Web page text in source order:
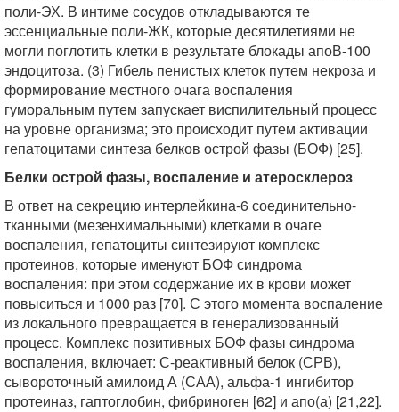
поли-ЭХ. В интиме сосудов откладываются те
эссенциальные поли-ЖК, которые десятилетиями не
могли поглотить клетки в результате блокады апоВ-100
эндоцитоза. (3) Гибель пенистых клеток путем некроза и
формирование местного очага воспаления
гуморальным путем запускает виспилительный процесс
на уровне организма; это происходит путем активации
гепатоцитами синтеза белков острой фазы (БОФ) [25].
Белки острой фазы, воспаление и атеросклероз
В ответ на секрецию интерлейкина-6 соединительно-
тканными (мезенхимальными) клетками в очаге
воспаления, гепатоциты синтезируют комплекс
протеинов, которые именуют БОФ синдрома
воспаления: при этом содержание их в крови может
повыситься и 1000 раз [70]. С этого момента воспаление
из локального превращается в генерализованный
процесс. Комплекс позитивных БОФ фазы синдрома
воспаления, включает: С-реактивный белок (СРВ),
сывороточный амилоид А (САА), альфа-1 ингибитор
протеиназ, гаптоглобин, фибриноген [62] и апо(а) [21,22].